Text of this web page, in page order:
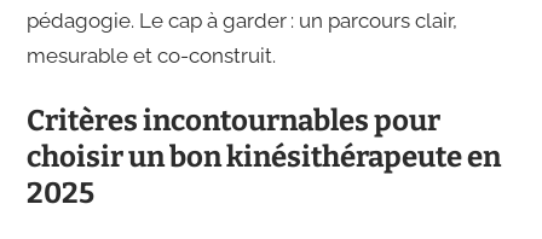
pédagogie. Le cap à garder : un parcours clair,
mesurable et co-construit.
Critères incontournables pour
choisir un bon kinésithérapeute en
2025